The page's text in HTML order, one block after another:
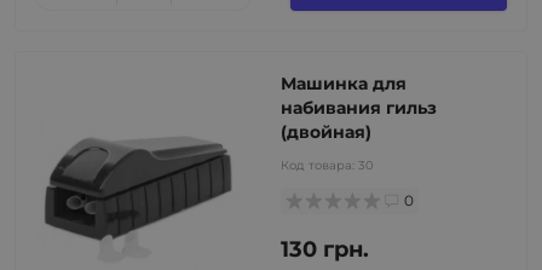
Машинка для
набивания гильз
(двойная)
Код товара: 30
0
130 грн.